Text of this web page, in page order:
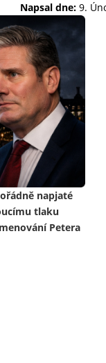
Napsal dne: 9.
napjaté
tlaku
Petera